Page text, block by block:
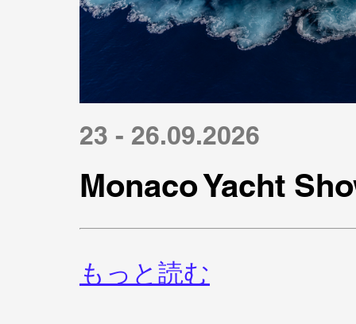
23 - 26.09.2026
Monaco Yacht
もっと読む